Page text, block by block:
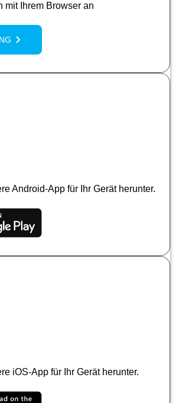
mit Ihrem Browser an
Android-App für Ihr Gerät herunter.
iOS-App für Ihr Gerät herunter.